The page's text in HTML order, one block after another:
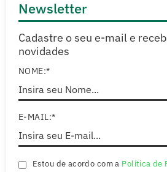
Newsletter
Cadastre o seu e-mail e
novidades
NOME:*
E-MAIL:*
Estou de acordo com a Política de